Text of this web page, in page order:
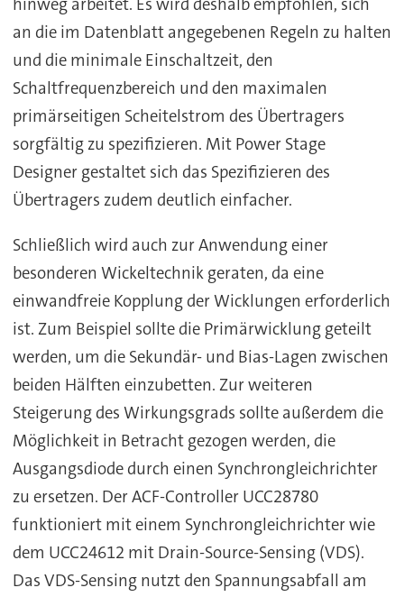
hinweg arbeitet. Es wird deshalb empfohlen, sich
an die im Datenblatt angegebenen Regeln zu halten
und die minimale Einschaltzeit, den
Schaltfrequenzbereich und den maximalen
primärseitigen Scheitelstrom des Übertragers
sorgfältig zu spezifizieren. Mit Power Stage
Designer gestaltet sich das Spezifizieren des
Übertragers zudem deutlich einfacher.
Schließlich wird auch zur Anwendung einer
besonderen Wickeltechnik geraten, da eine
einwandfreie Kopplung der Wicklungen erforderlich
ist. Zum Beispiel sollte die Primärwicklung geteilt
werden, um die Sekundär- und Bias-Lagen zwischen
beiden Hälften einzubetten. Zur weiteren
Steigerung des Wirkungsgrads sollte außerdem die
Möglichkeit in Betracht gezogen werden, die
Ausgangsdiode durch einen Synchrongleichrichter
zu ersetzen. Der ACF-Controller UCC28780
funktioniert mit einem Synchrongleichrichter wie
dem UCC24612 mit Drain-Source-Sensing (VDS).
Das VDS-Sensing nutzt den Spannungsabfall am